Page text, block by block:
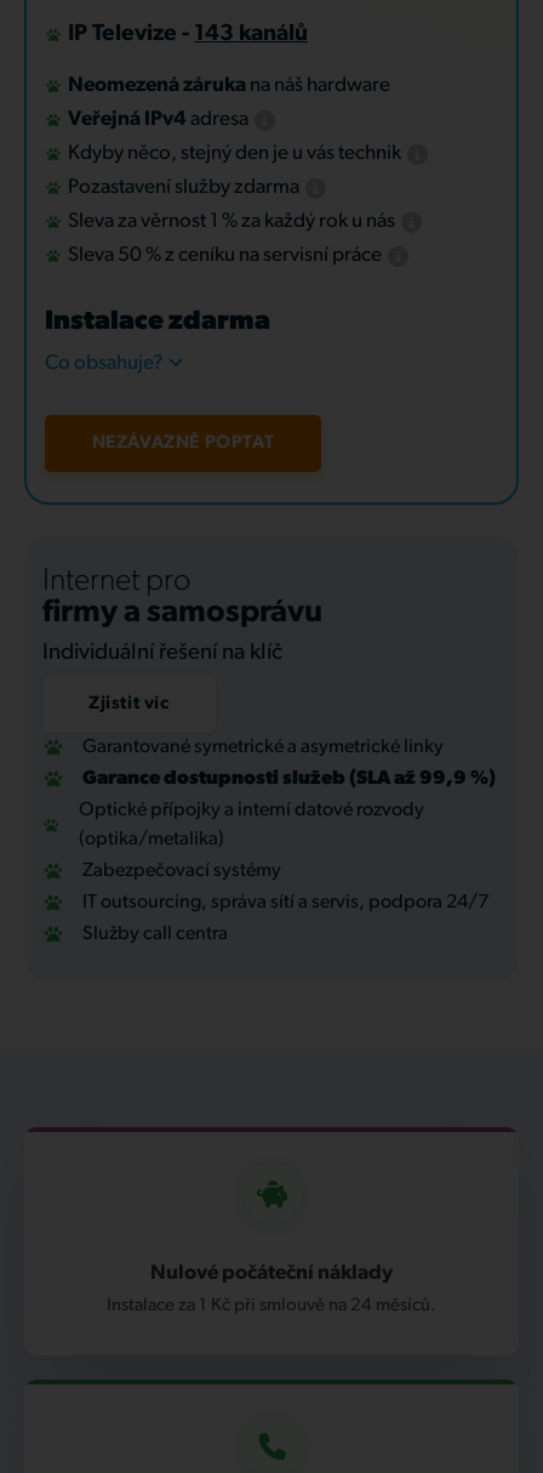
IP Televize - 143 kanálů
Neomezená záruka na náš hardware
Veřejná IPv4 adresa
Kdyby něco, stejný den je u vás technik
Pozastavení služby zdarma
Sleva za věrnost 1 % za každý rok u nás
Sleva 50 % z ceníku na servisní práce
Instalace zdarma
Co obsahuje?
NEZÁVAZNĚ POPTAT
Internet pro
firmy a samosprávu
Individuální řešení na klíč
Zjistit víc
Garantované symetrické a asymetrické linky
Garance dostupnosti služeb (SLA až 99,9 %)
Optické přípojky a interní datové rozvody
(optika/metalika)
Zabezpečovací systémy
IT outsourcing, správa sítí a servis, podpora 24/7
Služby call centra
Nulové počáteční náklady
Instalace za 1 Kč při smlouvě na 24 měsíců.